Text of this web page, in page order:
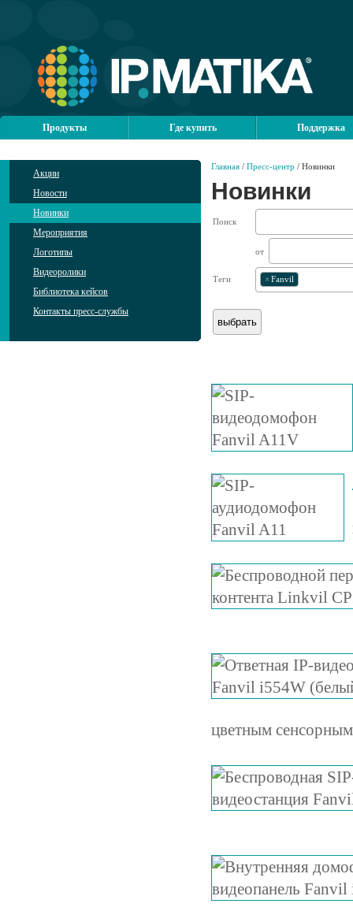
Продукты Где купить Поддержка
Акции
Новости
Новинки
Мероприятия
Логотипы
Видеоролики
Библиотека кейсов
Контакты пресс-службы
Главная / Пресс-центр / Новинки
Новинки
Поиск
от
Теги × Fanvil
цветным